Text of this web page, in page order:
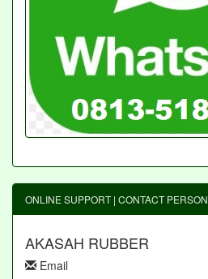
ONLINE SUPPORT | CONTACT PERSON
AKASAH RUBBER
Email